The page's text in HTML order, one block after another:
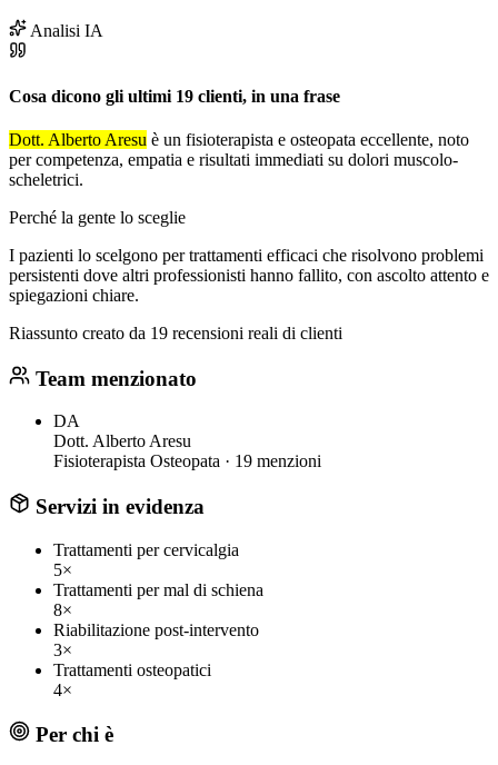
Analisi IA
Cosa dicono gli ultimi 19 clienti, in una frase
Dott. Alberto Aresu è un fisioterapista e osteopata eccellente, noto
per competenza, empatia e risultati immediati su dolori muscolo-
scheletrici.
Perché la gente lo sceglie
I pazienti lo scelgono per trattamenti efficaci che risolvono problemi
persistenti dove altri professionisti hanno fallito, con ascolto attento e
spiegazioni chiare.
Riassunto creato da 19 recensioni reali di clienti
Team menzionato
DA
Dott. Alberto Aresu
Fisioterapista Osteopata · 19 menzioni
Servizi in evidenza
Trattamenti per cervicalgia
5×
Trattamenti per mal di schiena
8×
Riabilitazione post-intervento
3×
Trattamenti osteopatici
4×
Per chi è